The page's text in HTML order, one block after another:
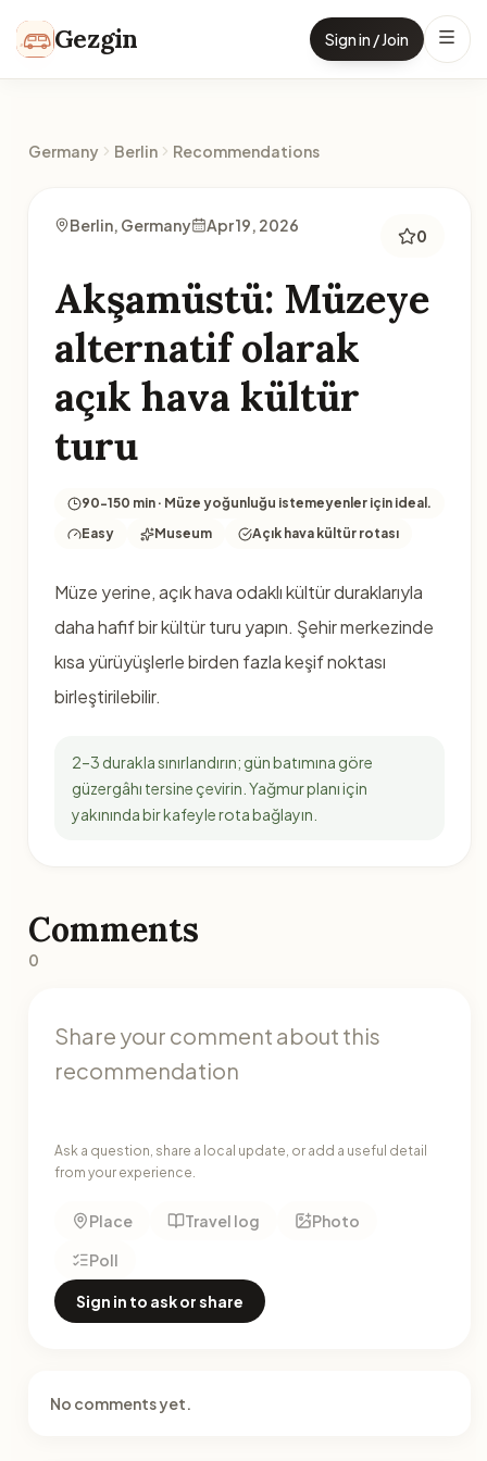
Gezgin Sign in / Join
Germany Berlin Recommendations
Berlin, Germany Apr 19, 2026
0
Akşamüstü: Müzeye
alternatif olarak
açık hava kültür
turu
90-150 min · Müze yoğunluğu istemeyenler için ideal.
Easy
Museum Açık hava kültür rotası
Müze yerine, açık hava odaklı kültür duraklarıyla
daha hafif bir kültür turu yapın. Şehir merkezinde
kısa yürüyüşlerle birden fazla keşif noktası
birleştirilebilir.
2–3 durakla sınırlandırın; gün batımına göre
güzergâhı tersine çevirin. Yağmur planı için
yakınında bir kafeyle rota bağlayın.
Comments
0
Ask a question, share a local update, or add a useful detail
from your experience.
Place Travel log
Photo
Poll
Sign in to ask or share
No comments yet.